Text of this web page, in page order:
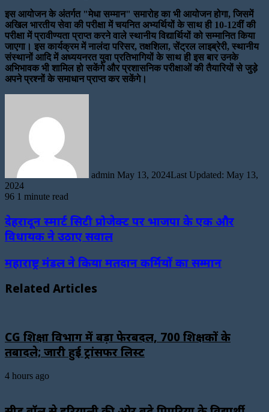
इस आयोजन के अंतर्गत "मेधा सम्मान" समारोह का भी आयोजन होगा, जिसमें
अखिल भारतीय सेवा की परीक्षा में चयनित अभ्यर्थियों के साथ ही 10-12वीं की
परीक्षा में प्रावीण्यता प्राप्त करने वाले स्थानीय विद्यार्थियों को सम्मानित किया
जाएगा। इस कार्यक्रम में नालंदा परिसर, तक्षशिला, सेंट्रल लाइब्रेरी, स्थानीय
संस्थानों आदि में अध्ययनरत युवा प्रतिभागियों के साथ ही इस बार उनके
अभिभावक भी शामिल हो सकेंगे और प्रशासनिक परीक्षाओं की तैयारियों से जुड़े
अपने प्रश्नों के समाधान प्राप्त कर सकेंगे।
admin May 13, 2024Last Updated: May 13,
2024
96 1 minute read
देहरादून स्मार्ट सिटी प्रोजेक्ट पर भाजपा के एक और
विधायक ने उठाए सवाल
महाराष्ट्र मंडल ने किया मतदान कर्मियों का सम्मान
Related Articles
CG शिक्षा विभाग में बड़ा फेरबदल, 700 शिक्षकों के
तबादले; जारी हुई ट्रांसफर लिस्ट
4 hours ago